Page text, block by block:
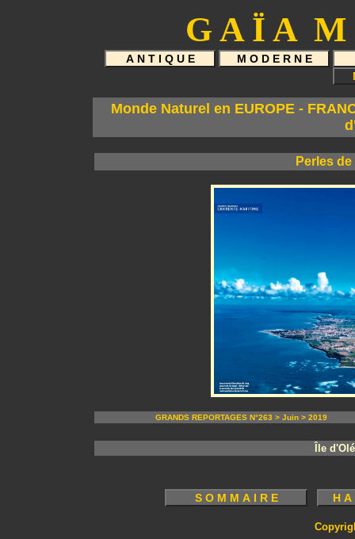
G A Ï A M
Monde Naturel en EUROPE -
Perles
GRANDS REPORTAGES N°263 > Juin > 2019
Île